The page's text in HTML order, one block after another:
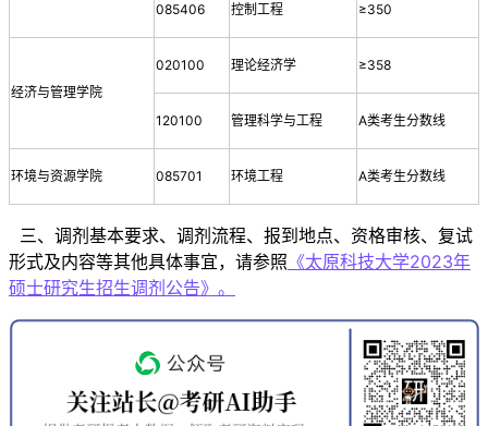
085406 控制工程 ≥350
经济与管理学院
020100 理论经济学 ≥358
120100 管理科学与工程 A类考生分数线
环境与资源学院 085701 环境工程 A类考生分数线
三、调剂基本要求、调剂流程、报到地点、资格审核、复试
形式及内容等其他具体事宜，请参照 《太原科技大学2023年
硕士研究生招生调剂公告》。